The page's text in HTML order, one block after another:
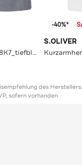
Short PHOENIX 58K7_tiefblau Tapered
-40%*
S.OLIVER
des
sofern vorhanden